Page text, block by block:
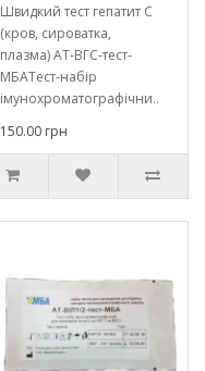
Швидкий тест гепатит С
(кров, сироватка,
плазма) АТ-ВГС-тест-
МБАТест-набір
імунохроматографічни..
150.00 грн